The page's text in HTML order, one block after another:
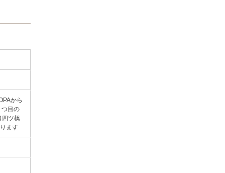
から
つ目の
四ツ橋
ます